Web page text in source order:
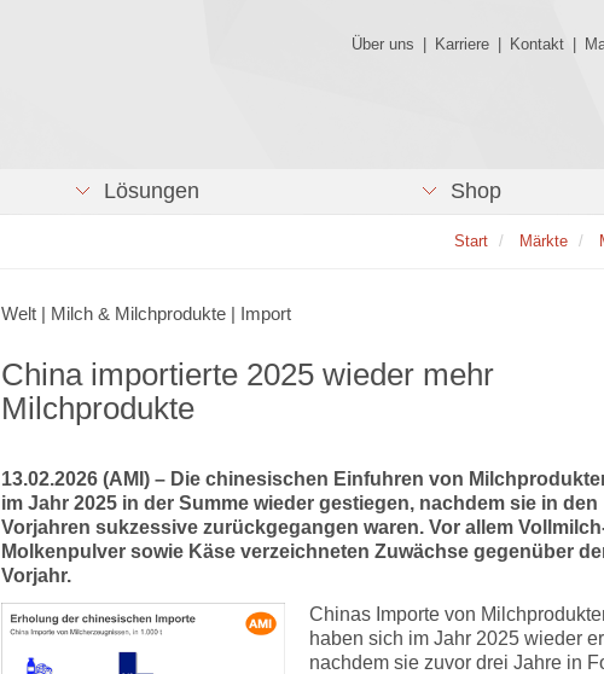
Über uns Karriere Kontakt
Lösungen Shop
Start Märkte
Welt | Milch & Milchprodukte | Import
China importierte 2025 wieder mehr
Milchprodukte
13.02.2026 (AMI) – Die chinesischen Einfuhren von
im Jahr 2025 in der Summe wieder gestiegen, nachdem sie in den
Vorjahren sukzessive zurückgegangen waren. Vor allem
Molkenpulver sowie Käse verzeichneten Zuwächse gegenüber
Vorjahr.
Chinas Importe von
haben sich im Jahr 2025 wieder
nachdem sie zuvor drei Jahre in